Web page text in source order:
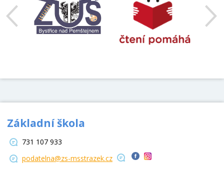
Základní škola
731 107 933
podatelna@zs-msstrazek.cz